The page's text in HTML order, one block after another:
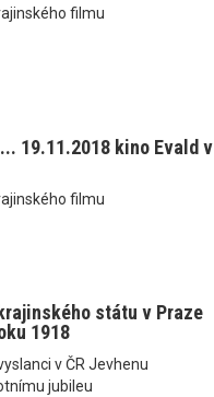
filmu
19.11.2018 kino Evald v
filmu
státu v Praze
1918
v ČR Jevhenu
jubileu